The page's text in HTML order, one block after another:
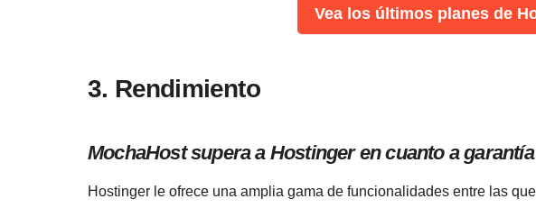
Vea los últimos planes de
3. Rendimiento
MochaHost supera a Hostinger en cuanto a
Hostinger le ofrece una amplia gama de funcionalidades entre las